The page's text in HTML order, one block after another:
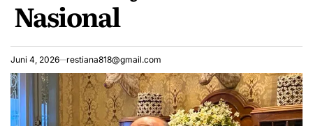
Nasional
Juni 4, 2026 restiana818@gmail.com